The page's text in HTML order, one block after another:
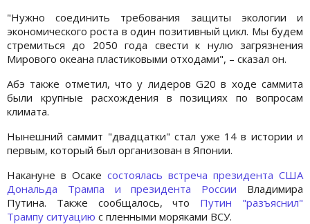
"Нужно соединить требования защиты экологии и
экономического роста в один позитивный цикл. Мы будем
стремиться до 2050 года свести к нулю загрязнения
Мирового океана пластиковыми отходами", – сказал он.
Абэ также отметил, что у лидеров G20 в ходе саммита
были крупные расхождения в позициях по вопросам
климата.
Нынешний саммит "двадцатки" стал уже 14 в истории и
первым, который был организован в Японии.
Накануне в Осаке состоялась встреча президента США
Дональда Трампа и президента России Владимира
Путина. Также сообщалось, что Путин "разъяснил"
Трампу ситуацию с пленными моряками ВСУ.